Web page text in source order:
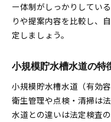
ー体制がしっかりしてい
りや提案内容を比較し、
定しましょう。
小規模貯水槽水道の特
小規模貯水槽水道（有効
衛生管理や点検・清掃は
水道との違いは法定検査